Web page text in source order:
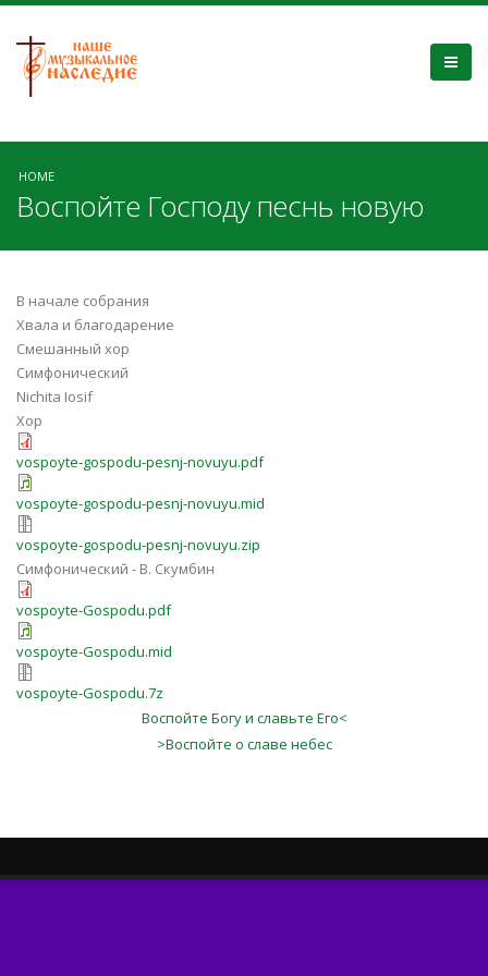
HOME
Воспойте Господу песнь новую
В начале собрания
Хвала и благодарение
Смешанный хор
Симфонический
Nichita Iosif
Хор
vospoyte-gospodu-pesnj-novuyu.pdf
vospoyte-gospodu-pesnj-novuyu.mid
vospoyte-gospodu-pesnj-novuyu.zip
Симфонический - В. Скумбин
vospoyte-Gospodu.pdf
vospoyte-Gospodu.mid
vospoyte-Gospodu.7z
Воспойте Богу и славьте Его<
>Воспойте о славе небес